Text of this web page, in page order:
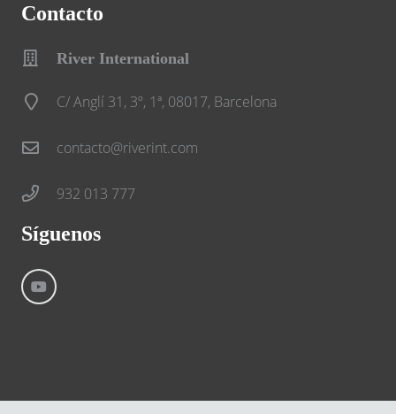
Contacto
River International
C/ Anglí 31, 3º, 1ª, 08017, Barcelona
contacto@riverint.com
932 013 777
Síguenos